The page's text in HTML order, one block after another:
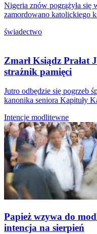
Nigeria znów pogrążyła się
zamordowano katolickiego
świadectwo
Zmarł Ksiądz Prałat
strażnik pamięci
Jutro odbędzie się pogrzeb
kanonika seniora Kapituły
Intencje modlitewne
Papież wzywa do
intencja na sierpień